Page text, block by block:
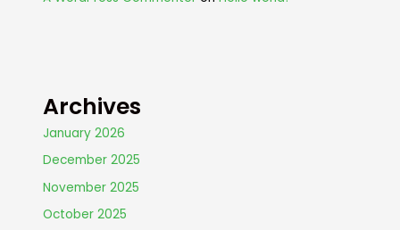
Archives
January 2026
December 2025
November 2025
October 2025